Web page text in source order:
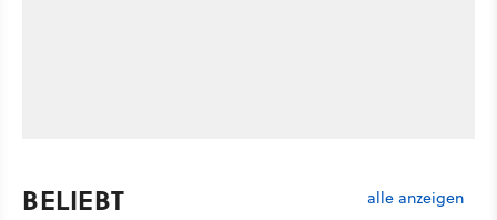
BELIEBT alle anzeigen